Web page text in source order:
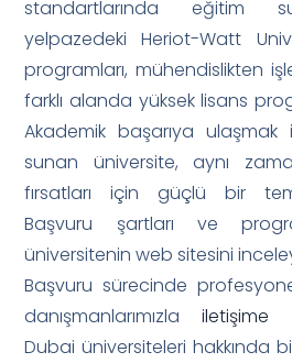
standartlarında eğitim
yelpazedeki Heriot-Watt
programları, mühendislikten
farklı alanda yüksek lisans
Akademik başarıya
sunan üniversite, aynı
fırsatları için güçlü bir
Başvuru şartları ve
üniversitenin web sitesini
Başvuru sürecinde
danışmanlarımızlailetişime
Dubai üniversiteleri hakkında